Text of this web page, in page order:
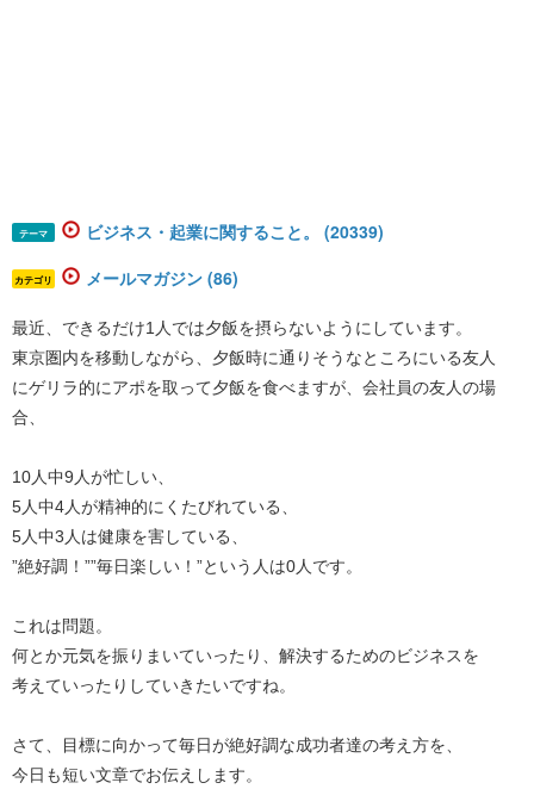
テーマ ビジネス・起業に関すること。 (20339)
カテゴリ メールマガジン (86)
最近、できるだけ1人では夕飯を摂らないようにしています。
東京圏内を移動しながら、夕飯時に通りそうなところにいる友人
にゲリラ的にアポを取って夕飯を食べますが、会社員の友人の場
合、
10人中9人が忙しい、
5人中4人が精神的にくたびれている、
5人中3人は健康を害している、
”絶好調！””毎日楽しい！”という人は0人です。
これは問題。
何とか元気を振りまいていったり、解決するためのビジネスを
考えていったりしていきたいですね。
さて、目標に向かって毎日が絶好調な成功者達の考え方を、
今日も短い文章でお伝えします。